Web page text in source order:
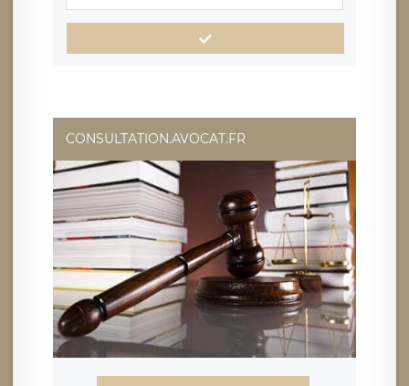
CONSULTATION.AVOCAT.FR